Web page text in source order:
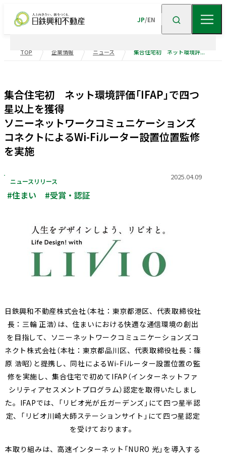
企業情報
企業情報TOP トップメッセージ
企業理念 会社概要
グループ会社
会社案内（PDF）
ニュース
事業紹介
高級賃貸
マンション 再生事業
ホテル事業 国際事業
取り組み
ステークホルダー
エンゲージメント
（マテリアリティ）
地球環境への配慮 安全・安心の確保
ガバナンスの充実・
社会貢献活動・
サステナブルファイナ
ンス
GRIスタンダード
内容索引
業績・財務
有価証券報告書等
採用情報
JP/EN
TOP 企業情報 ニュース
集合住宅初 ネット環境評価「IFAP」で四つ
星以上を獲得
ソニーネットワークコミュニケーションズ
コネクトによるWi-Fiルーター設置位置監修
を実施
ニュースリリース
2025.04.09
#住まい #受賞・認証
日鉄興和不動産株式会社（本社：東京都港区、代表取締役社
長：三輪 正浩）は、住まいにおける快適な通信環境の創出
を目指して、ソニーネットワークコミュニケーションズコ
ネクト株式会社（本社：東京都品川区、代表取締役社長：篠
原 浩昭）と提携し、同社によるWi-Fiルーター設置位置の監
修を実施し、集合住宅で初めてIFAP（インターネットファ
シリティアセスメントプログラム）認定を取得いたしまし
た。IFAPでは、「リビオ光が丘ガーデンズ」にて四つ星半認
定、「リビオ川崎大師ステーションサイト」にて四つ星認定
を受けております。
本取り組みは、高速インターネット「NURO 光」を導入する